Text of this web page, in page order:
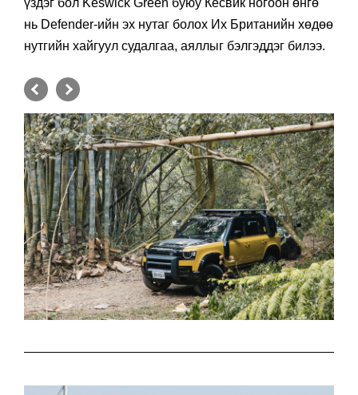
үздэг бол Keswick Green буюу Кесвик ногоон өнгө
нь Defender-ийн эх нутаг болох Их Британийн хөдөө
нутгийн хайгуул судалгаа, аяллыг бэлгэддэг билээ.